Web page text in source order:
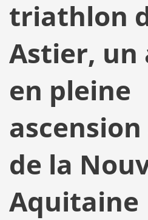
triathlon
Astier, un
en pleine
de la
Aquitaine